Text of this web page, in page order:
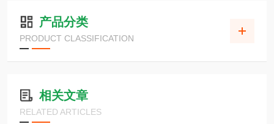
产品分类
PRODUCT CLASSIFICATION
相关文章
RELATED ARTICLES